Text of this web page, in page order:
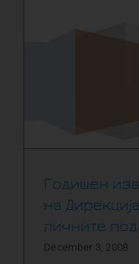
Годишен
на
личните
December 3, 2008